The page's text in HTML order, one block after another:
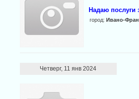
Надаю послуги
город: Ивано-
Четверг, 11 янв 2024